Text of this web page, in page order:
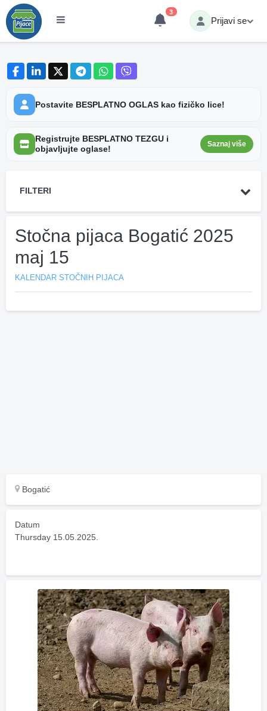
3
Prijavi se
Postavite BESPLATNO OGLAS kao fizičko lice!
Registrujte BESPLATNO TEZGU i
objavljujte oglase!
Saznaj više
FILTERI
Stočna pijaca Bogatić 2025
maj 15
KALENDAR STOČNIH PIJACA
Bogatić
Datum
Thursday 15.05.2025.